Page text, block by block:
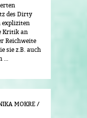
des Dirty
expliziten
Kritik an
Reichweite
sie z.B. auch
...
MOKRE /